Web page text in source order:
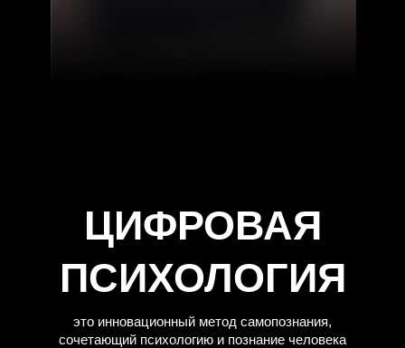
ЦИФРОВАЯ
ПСИХОЛОГИЯ
это инновационный метод самопознания,
сочетающий психологию и познание человека